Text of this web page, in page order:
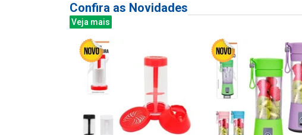
Confira as Novidades
Veja mais